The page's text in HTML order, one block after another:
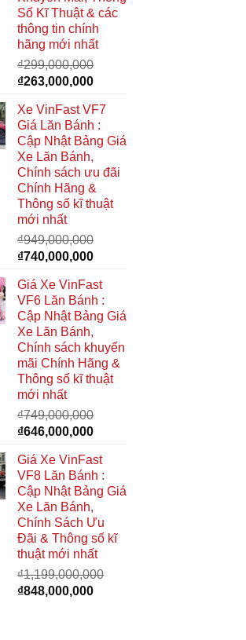
Số Kĩ Thuật & các
thông tin chính
hãng mới nhất
₫299,000,000
Giá
là:
₫299,000,000.
₫263,000,000Giá
tại
là:
₫263,000,000.
Xe VinFast VF7
Giá Lăn Bánh :
Cập Nhật Bảng Giá
Xe Lăn Bánh,
Chính sách ưu đãi
Chính Hãng &
Thông số kĩ thuật
mới nhất
₫949,000,000
Giá
là:
₫949,000,000.
₫740,000,000Giá
tại
là:
₫740,000,000.
Giá Xe VinFast
VF6 Lăn Bánh :
Cập Nhật Bảng Giá
Xe Lăn Bánh,
Chính sách khuyến
mãi Chính Hãng &
Thông số kĩ thuật
mới nhất
₫749,000,000
Giá
là:
₫749,000,000.
₫646,000,000Giá
tại
là:
₫646,000,000.
Giá Xe VinFast
VF8 Lăn Bánh :
Cập Nhật Bảng Giá
Xe Lăn Bánh,
Chính Sách Ưu
Đãi & Thông số kĩ
thuật mới nhất
₫1,199,000,000
Giá
₫848,000,000Giá